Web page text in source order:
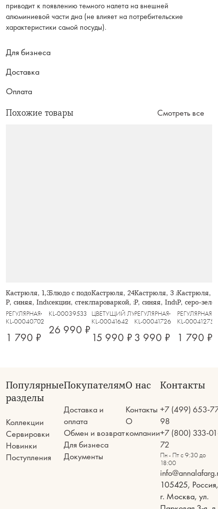
приводит к появлению темного налета на внешней
алюминиевой части дна (не влияет на потребительские
характеристики самой посуды).
Для бизнеса
Доставка
Оплата
Похожие товары Смотреть все
Кастрюля, 1,3 л, с крышкой, фарфор
P, синяя, Indulgence
РЕГУЛЯРНАЯ
KL-00040702
1 790 ₽
Блюдо с подогревом, 47х19 см, 2
секции, стекло Т/сталь, Brittany
KL-00039533
26 990 ₽
Кастрюля, 24 см, 6.5 л, со вставкой-
пароваркой, эмалированная, с
крышкой стеклянной, Прованс
ЦВЕТУЩИЙ ЛУГ
KL-00041642
15 990 ₽
Кастрюля, 3 л, с
P, синяя, Indulgence
РЕГУЛЯРНАЯ
KL-00041726
3 990 ₽
Кастрюля,
P, серо-
РЕГУЛЯРНАЯ
KL-00041275
1 790 ₽
Популярные
разделы
Коллекции
Сервировки
Новинки
Поступления
Покупателям
Доставка и
оплата
Обмен и возврат
Для бизнеса
Документы
О нас
Контакты
О
компании
Контакты
+7 (499) 653-
98
+7 (800) 333-
72
Пн - Пт с 9:30 до
18:00
105425, Россия,
г. Москва, ул.